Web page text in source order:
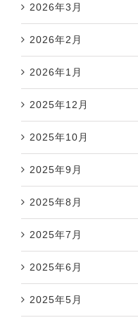
2026年3月
2026年2月
2026年1月
2025年12月
2025年10月
2025年9月
2025年8月
2025年7月
2025年6月
2025年5月